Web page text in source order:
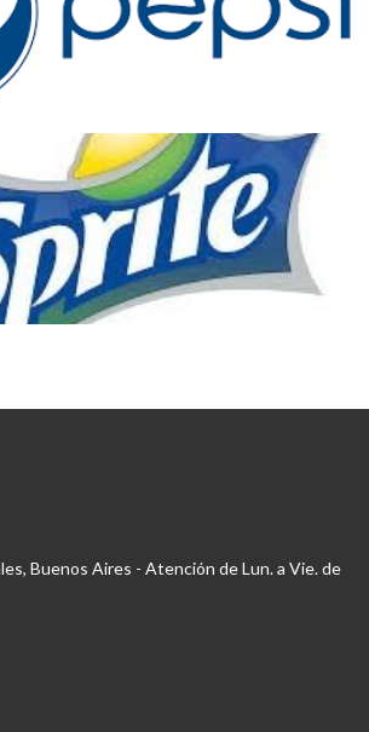
Buenos Aires - Atención de Lun. a Vie. de